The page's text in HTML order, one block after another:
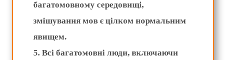
багатомовному середовищі,
змішування мов є цілком нормальним
явищем.
5. Всі багатомовні люди, включаючи